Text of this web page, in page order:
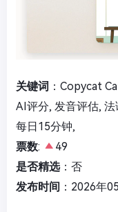
关键词 ：Copycat
AI评分, 发音评估,
每日15分钟,
票数:
49
是否精选：否
发布时间 ：2026年